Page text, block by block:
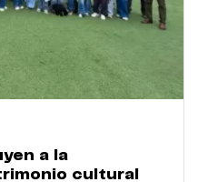
a la
cultural